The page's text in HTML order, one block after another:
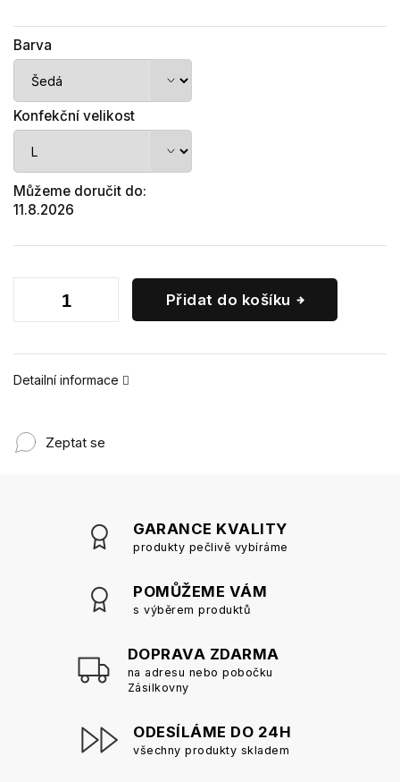
Barva
Konfekční velikost
Můžeme doručit do:
11.8.2026
Přidat do košíku
Detailní informace
Zeptat se
GARANCE KVALITY
produkty pečlivě vybíráme
POMŮŽEME VÁM
s výběrem produktů
DOPRAVA ZDARMA
na adresu nebo pobočku
Zásilkovny
ODESÍLÁME DO 24H
všechny produkty skladem